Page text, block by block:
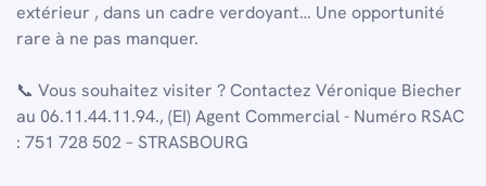
extérieur , dans un cadre verdoyant… Une opportunité
rare à ne pas manquer.
📞 Vous souhaitez visiter ? Contactez Véronique Biecher
au 06.11.44.11.94., (EI) Agent Commercial - Numéro RSAC
: 751 728 502 – STRASBOURG